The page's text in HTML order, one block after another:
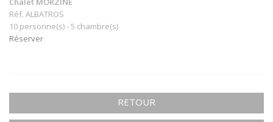
Réf. ALBATROS
10 personne(s) - 5 chambre(s)
Réserver
RETOUR